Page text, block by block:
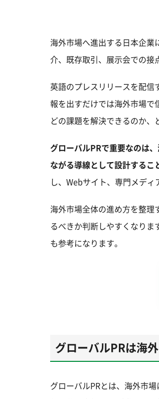
海外市場へ進出する日本企
介、既存取引、展示会での接
英語のプレスリリースを配
報を出すだけでは海外市場で
どの課題を解決できるのか、
グローバルPRで重要なのは
ながる導線として設計するこ
し、Webサイト、専門メディ
海外市場全体の進め方を整理
るべきか判断しやすくなりま
も参考になります。
グローバルPRは海
グローバルPRとは、海外市